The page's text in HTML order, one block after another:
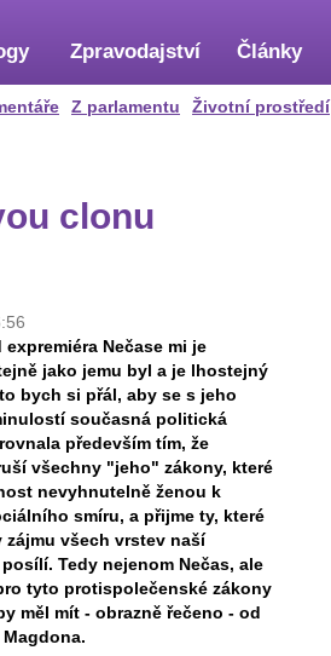
Z parlamentu Životní prostředí
Zpravodajství Články
clonu
Nečase mi je
jako jemu byl a je lhostejný
bych si přál, aby se s jeho
současná politická
především tím, že
všechny "jeho" zákony, které
nevyhnutelně ženou k
smíru, a přijme ty, které
zájmu všech vrstev naší
Tedy nejenom Nečas, ale
tyto protispolečenské zákony
měl mít - obrazně řečeno - od